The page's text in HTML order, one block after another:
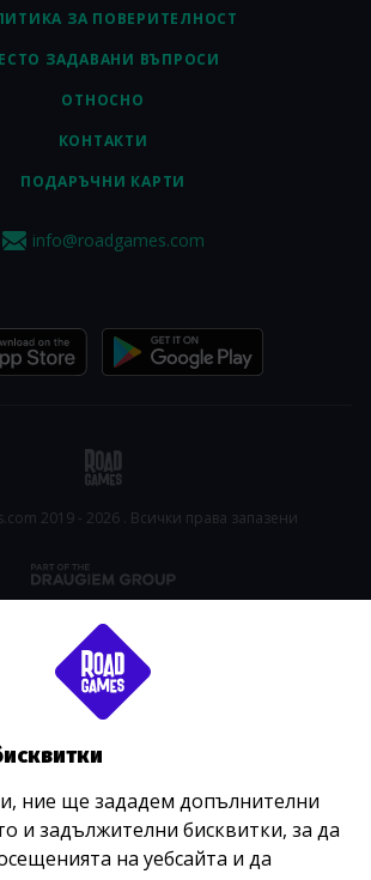
ЗА ПОВЕРИТЕЛНОСТ
ЗАДАВАНИ ВЪПРОСИ
ОТНОСНО
КОНТАКТИ
ПОДАРЪЧНИ КАРТИ
info@roadgames.com
2019 - 2026 . Всички права запазени
ние ще зададем допълнителни
и задължителни бисквитки, за да
на уебсайта и да